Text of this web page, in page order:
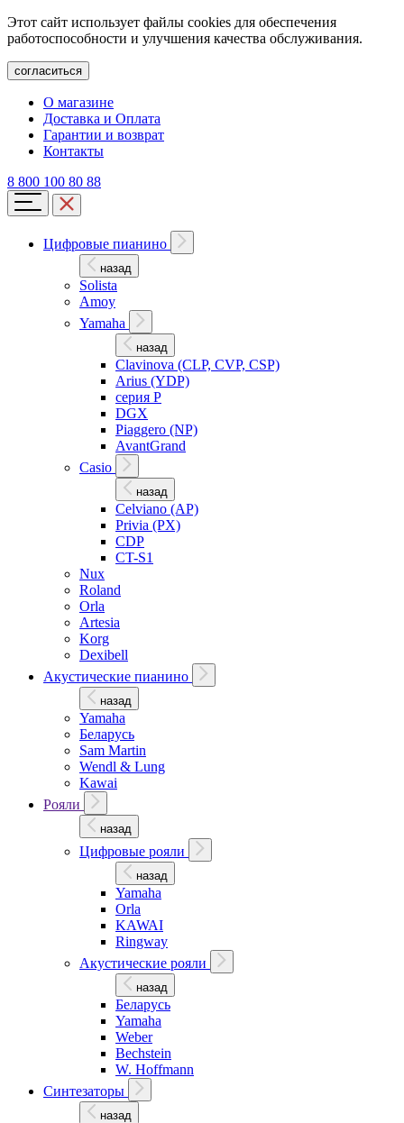
Этот сайт использует файлы cookies для обеспечения
работоспособности и улучшения качества обслуживания.
согласиться
О магазине
Доставка и Оплата
Гарантии и возврат
Контакты
8 800 100 80 88
Цифровые пианино
назад
Solista
Amoy
Yamaha
назад
Clavinova (CLP, CVP, CSP)
Arius (YDP)
серия P
DGX
Piaggero (NP)
AvantGrand
Casio
назад
Celviano (AP)
Privia (PX)
CDP
CT-S1
Nux
Roland
Orla
Artesia
Korg
Dexibell
Акустические пианино
назад
Yamaha
Беларусь
Sam Martin
Wendl & Lung
Kawai
Рояли
назад
Цифровые рояли
назад
Yamaha
Orla
KAWAI
Ringway
Акустические рояли
назад
Беларусь
Yamaha
Weber
Bechstein
W. Hoffmann
Синтезаторы
назад